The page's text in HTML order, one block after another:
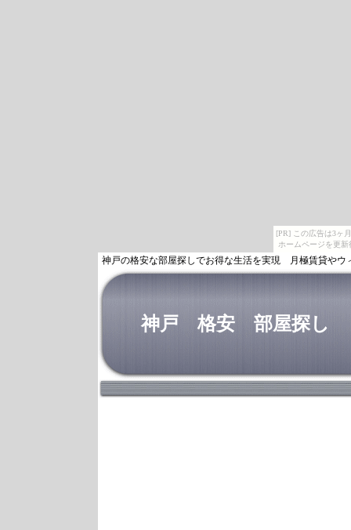
[PR] この広告は3ヶ
ホームページを更
神戸の格安な部屋探しでお得な生活を実現 月極賃貸やウ
神戸 格安 部屋探し